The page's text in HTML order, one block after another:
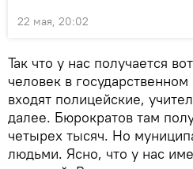
22 мая, 20:02
Так что у нас получается
человек в
входят полицейские,
далее. Бюрократов там
четырех тысяч. Но
людьми. Ясно, что у нас